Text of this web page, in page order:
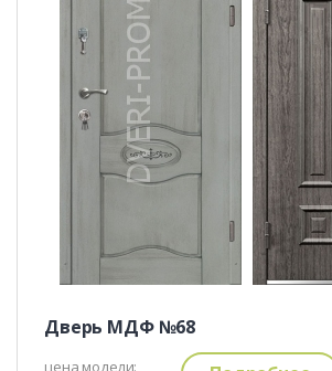
Дверь МДФ №68
цена модели: